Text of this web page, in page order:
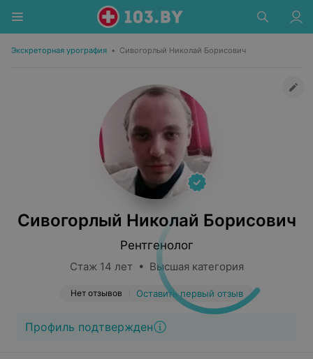
Экскреторная урография • Сивогорлый Николай Борисович
Сивогорлый Николай Борисович
Рентгенолог
Стаж 14 лет • Высшая категория
Нет отзывов Оставить первый отзыв
Профиль подтвержден